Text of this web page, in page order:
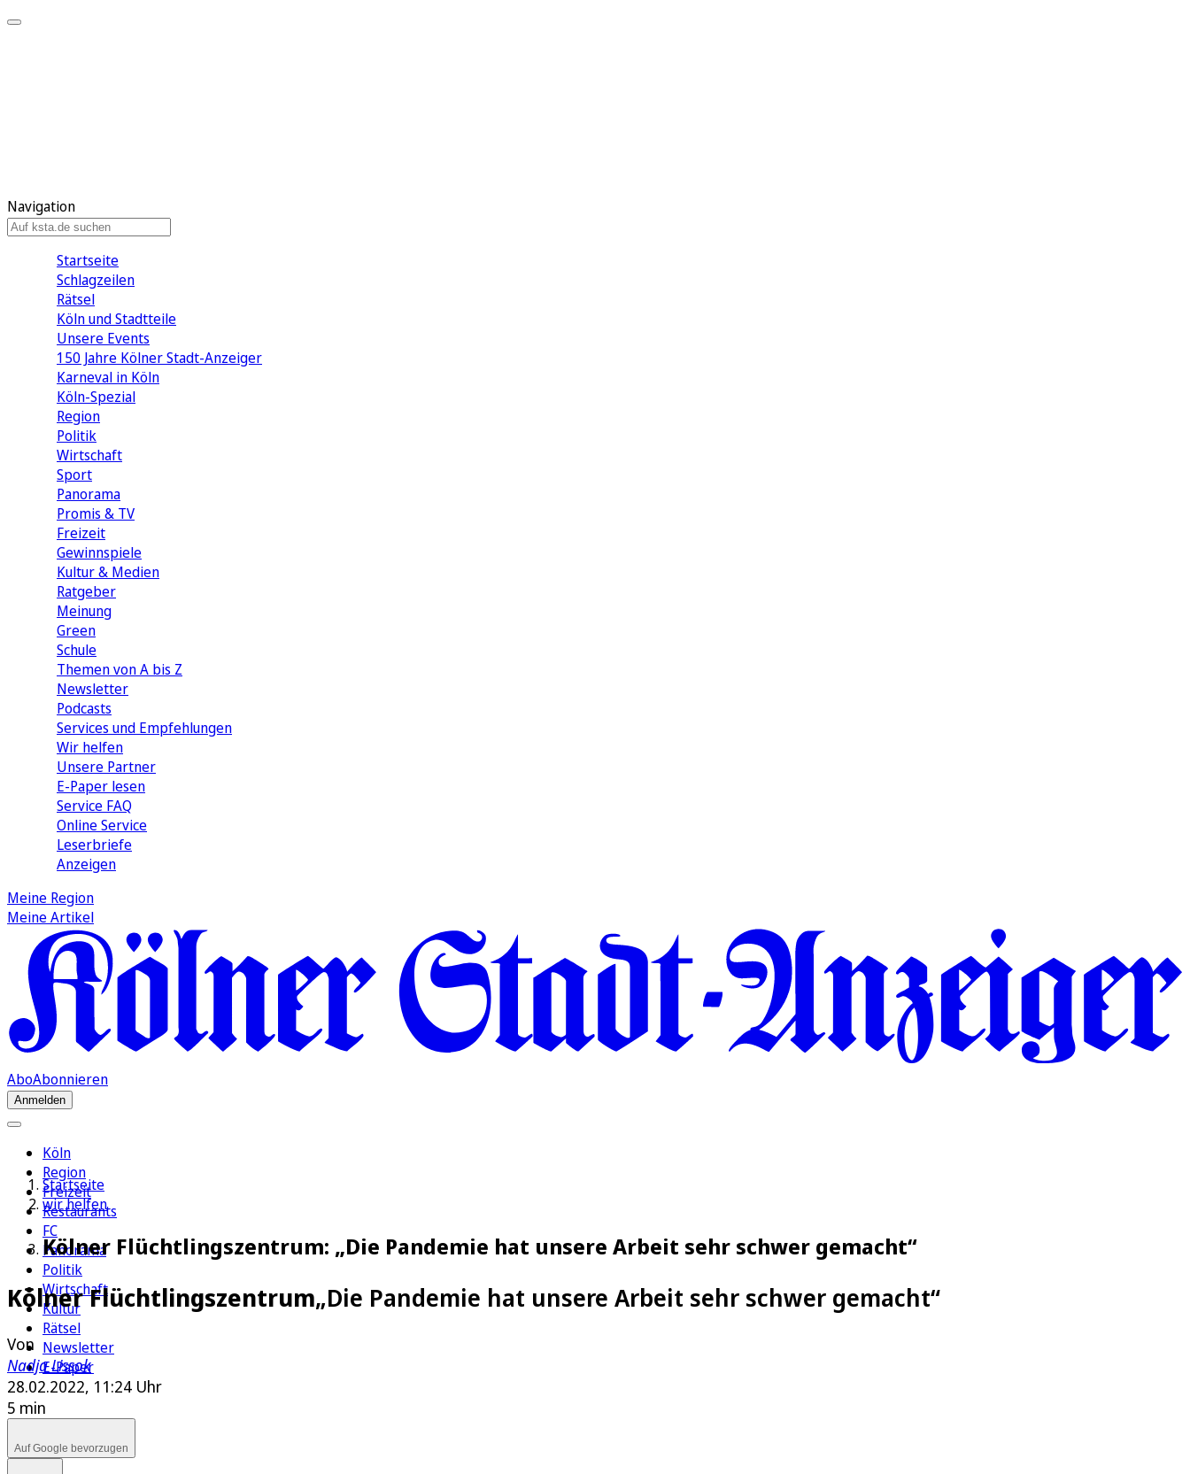
Navigation
Startseite
Schlagzeilen
Rätsel
Köln und Stadtteile
Unsere Events
150 Jahre Kölner Stadt-Anzeiger
Karneval in Köln
Köln-Spezial
Region
Politik
Wirtschaft
Sport
Panorama
Promis & TV
Freizeit
Gewinnspiele
Kultur & Medien
Ratgeber
Meinung
Green
Schule
Themen von A bis Z
Newsletter
Podcasts
Services und Empfehlungen
Wir helfen
Unsere Partner
E-Paper lesen
Service FAQ
Online Service
Leserbriefe
Anzeigen
Meine Region
Meine Artikel
AboAbonnieren
Anmelden
Köln
Region
Freizeit
Restaurants
FC
Panorama
Politik
Wirtschaft
Kultur
Rätsel
Newsletter
E-Paper
Startseite
wir helfen
Kölner Flüchtlingszentrum: „Die Pandemie hat unsere Arbeit sehr schwer gemacht“
Kölner Flüchtlingszentrum„Die Pandemie hat unsere Arbeit sehr schwer gemacht“
Von
Nadja Lissok
28.02.2022, 11:24 Uhr
5 min
Auf Google bevorzugen